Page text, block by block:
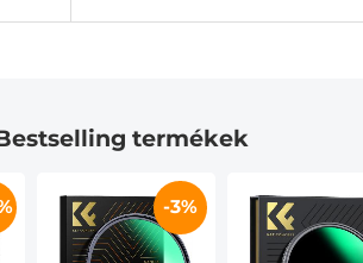
termékek
-3%